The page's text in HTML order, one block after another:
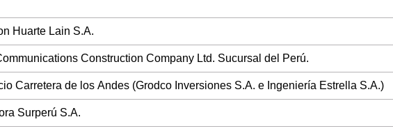
Huarte Lain S.A.
Construction Company Ltd. Sucursal del Perú.
Carretera de los Andes (Grodco Inversiones S.A. e Ingeniería Estrella S.A.)
Surperú S.A.